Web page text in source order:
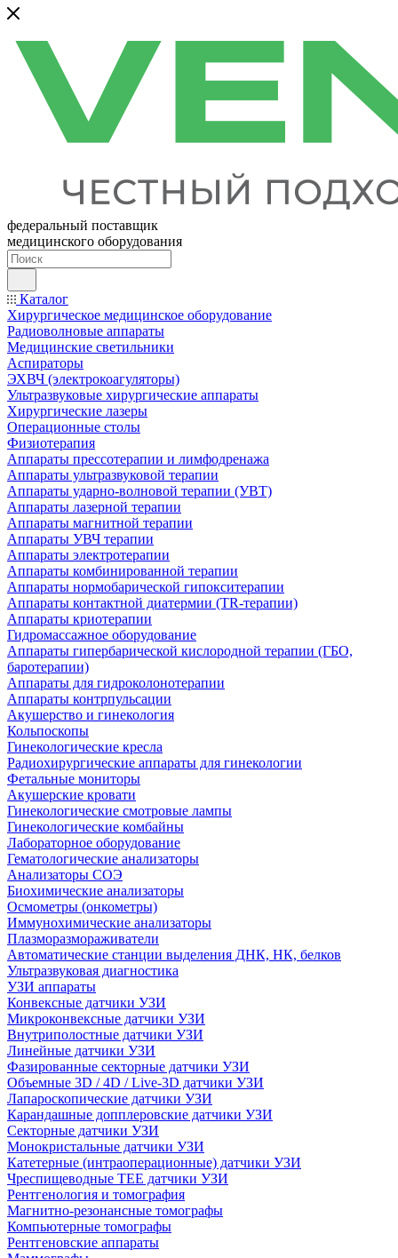
федеральный поставщик
медицинского оборудования
Каталог
Хирургическое медицинское оборудование
Радиоволновые аппараты
Медицинские светильники
Аспираторы
ЭХВЧ (электрокоагуляторы)
Ультразвуковые хирургические аппараты
Хирургические лазеры
Операционные столы
Физиотерапия
Аппараты прессотерапии и лимфодренажа
Аппараты ультразвуковой терапии
Аппараты ударно-волновой терапии (УВТ)
Аппараты лазерной терапии
Аппараты магнитной терапии
Аппараты УВЧ терапии
Аппараты электротерапии
Аппараты комбинированной терапии
Аппараты нормобарической гипокситерапии
Аппараты контактной диатермии (TR-терапии)
Аппараты криотерапии
Гидромассажное оборудование
Аппараты гипербарической кислородной терапии (ГБО,
баротерапии)
Аппараты для гидроколонотерапии
Аппараты контрпульсации
Акушерство и гинекология
Кольпоскопы
Гинекологические кресла
Радиохирургические аппараты для гинекологии
Фетальные мониторы
Акушерские кровати
Гинекологические смотровые лампы
Гинекологические комбайны
Лабораторное оборудование
Гематологические анализаторы
Анализаторы СОЭ
Биохимические анализаторы
Осмометры (онкометры)
Иммунохимические анализаторы
Плазморазмораживатели
Автоматические станции выделения ДНК, НК, белков
Ультразвуковая диагностика
УЗИ аппараты
Конвексные датчики УЗИ
Микроконвексные датчики УЗИ
Внутриполостные датчики УЗИ
Линейные датчики УЗИ
Фазированные секторные датчики УЗИ
Объемные 3D / 4D / Live-3D датчики УЗИ
Лапароскопические датчики УЗИ
Карандашные допплеровские датчики УЗИ
Секторные датчики УЗИ
Монокристальные датчики УЗИ
Катетерные (интраоперационные) датчики УЗИ
Чреспищеводные TEE датчики УЗИ
Рентгенология и томография
Магнитно-резонансные томографы
Компьютерные томографы
Рентгеновские аппараты